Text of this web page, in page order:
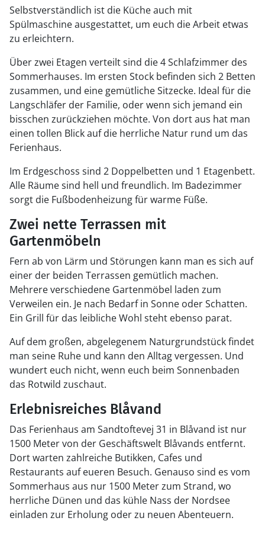
Selbstverständlich ist die Küche auch mit
Spülmaschine ausgestattet, um euch die Arbeit etwas
zu erleichtern.
Über zwei Etagen verteilt sind die 4 Schlafzimmer des
Sommerhauses. Im ersten Stock befinden sich 2 Betten
zusammen, und eine gemütliche Sitzecke. Ideal für die
Langschläfer der Familie, oder wenn sich jemand ein
bisschen zurückziehen möchte. Von dort aus hat man
einen tollen Blick auf die herrliche Natur rund um das
Ferienhaus.
Im Erdgeschoss sind 2 Doppelbetten und 1 Etagenbett.
Alle Räume sind hell und freundlich. Im Badezimmer
sorgt die Fußbodenheizung für warme Füße.
Zwei nette Terrassen mit
Gartenmöbeln
Fern ab von Lärm und Störungen kann man es sich auf
einer der beiden Terrassen gemütlich machen.
Mehrere verschiedene Gartenmöbel laden zum
Verweilen ein. Je nach Bedarf in Sonne oder Schatten.
Ein Grill für das leibliche Wohl steht ebenso parat.
Auf dem großen, abgelegenem Naturgrundstück findet
man seine Ruhe und kann den Alltag vergessen. Und
wundert euch nicht, wenn euch beim Sonnenbaden
das Rotwild zuschaut.
Erlebnisreiches Blåvand
Das Ferienhaus am Sandtoftevej 31 in Blåvand ist nur
1500 Meter von der Geschäftswelt Blåvands entfernt.
Dort warten zahlreiche Butikken, Cafes und
Restaurants auf eueren Besuch. Genauso sind es vom
Sommerhaus aus nur 1500 Meter zum Strand, wo
herrliche Dünen und das kühle Nass der Nordsee
einladen zur Erholung oder zu neuen Abenteuern.